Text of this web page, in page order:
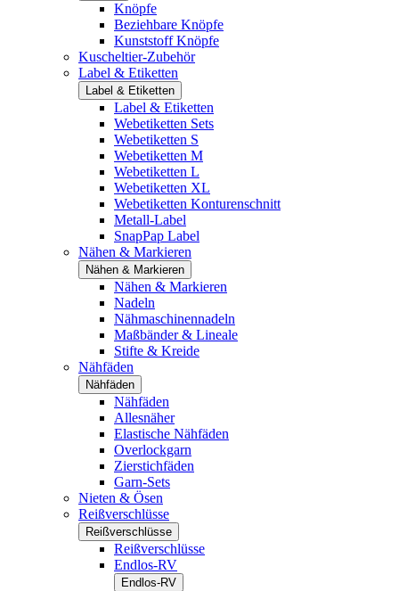
Knöpfe
Beziehbare Knöpfe
Kunststoff Knöpfe
Kuscheltier-Zubehör
Label & Etiketten
Label & Etiketten
Label & Etiketten
Webetiketten Sets
Webetiketten S
Webetiketten M
Webetiketten L
Webetiketten XL
Webetiketten Konturenschnitt
Metall-Label
SnapPap Label
Nähen & Markieren
Nähen & Markieren
Nähen & Markieren
Nadeln
Nähmaschinennadeln
Maßbänder & Lineale
Stifte & Kreide
Nähfäden
Nähfäden
Nähfäden
Allesnäher
Elastische Nähfäden
Overlockgarn
Zierstichfäden
Garn-Sets
Nieten & Ösen
Reißverschlüsse
Reißverschlüsse
Reißverschlüsse
Endlos-RV
Endlos-RV